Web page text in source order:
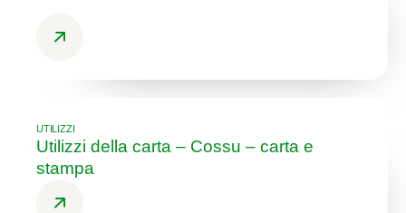
UTILIZZI
Utilizzi della carta – Cossu – carta e
stampa